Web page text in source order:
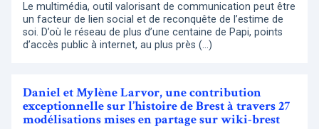
Le multimédia, outil valorisant de communication peut être
un facteur de lien social et de reconquête de l’estime de
soi. D’où le réseau de plus d’une centaine de Papi, points
d’accès public à internet, au plus près (…)
Daniel et Mylène Larvor, une contribution
exceptionnelle sur l’histoire de Brest à travers 27
modélisations mises en partage sur wiki-brest